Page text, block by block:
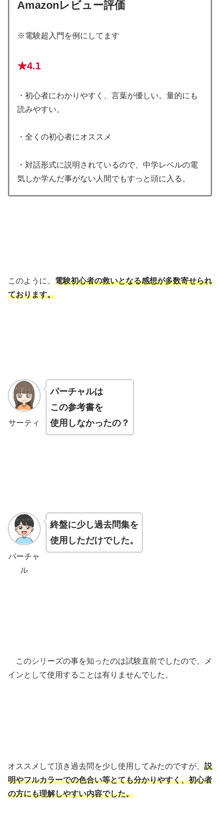
Amazonレビュー評価
※電験超入門を例にしてます
★4.1
・初心者にわかりやすく、言葉が優しい。量的にも
読みやすい。
・全くの初心者にオススメ
・対話形式に説明されているので、中学レベルの電
気しか学んだ事がない人間でもすっと頭に入る。
このように、 電験初心者の救いとなる感想が多数寄せられ
ております。
サーティ
パーチャルは
この参考書を
使用しなかったの？
パーチャ
ル
終盤に少し過去問集を
使用しただけでした。
このシリーズの事を知ったのは試験直前でしたので、メ
インとして使用することは有りませんでした。
オススメして頂き過去問を少し使用してみたのですが、 説
明やフルカラーでの色合い等とても分かりやすく、初心者
の方にも理解しやすい内容でした。